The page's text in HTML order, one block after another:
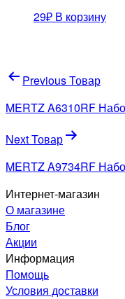
29₽ В корзину
Навигация
по
записям
Previous Товар
MERTZ A6310RF
Next Товар
MERTZ A9734RF
Интернет-магазин
О магазине
Блог
Акции
Информация
Помощь
Условия доставки